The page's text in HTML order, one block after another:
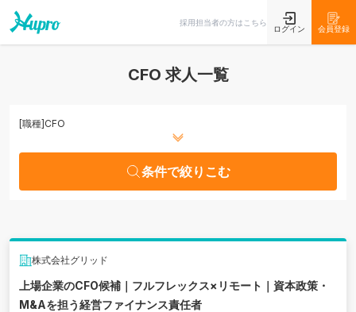
採用担当者の方はこちら
ログイン 会員登録
CFO 求人一覧
[職種] CFO
条件で絞りこむ
株式会社グリッド
上場企業のCFO候補｜フルフレックス×リモート｜資本政策・
M&Aを担う経営ファイナンス責任者